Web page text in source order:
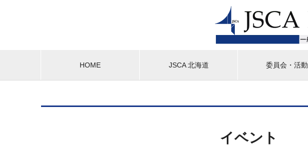
HOME JSCA 北海道 委員会・活動
イベント